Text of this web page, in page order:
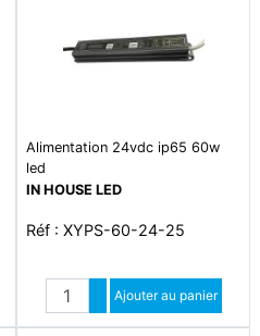
Alimentation 24vdc ip65 60w
led
IN HOUSE LED
Réf : XYPS-60-24-25
Quantité
Augmenter quantité
Diminuer quantité
Ajouter au panier